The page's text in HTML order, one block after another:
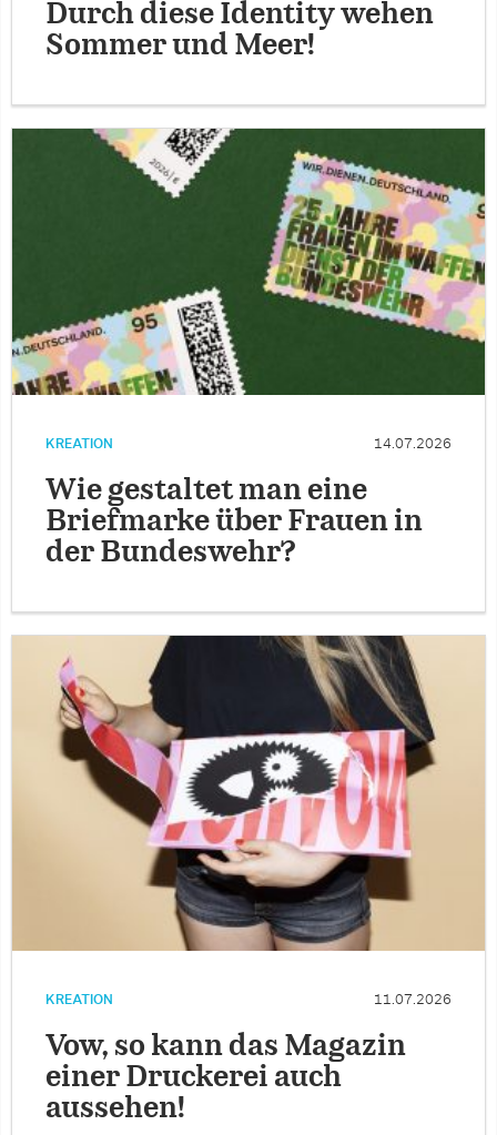
Durch diese Identity wehen
Sommer und Meer!
KREATION 14.07.2026
Wie gestaltet man eine
Briefmarke über Frauen in
der Bundeswehr?
KREATION 11.07.2026
Vow, so kann das Magazin
einer Druckerei auch
aussehen!